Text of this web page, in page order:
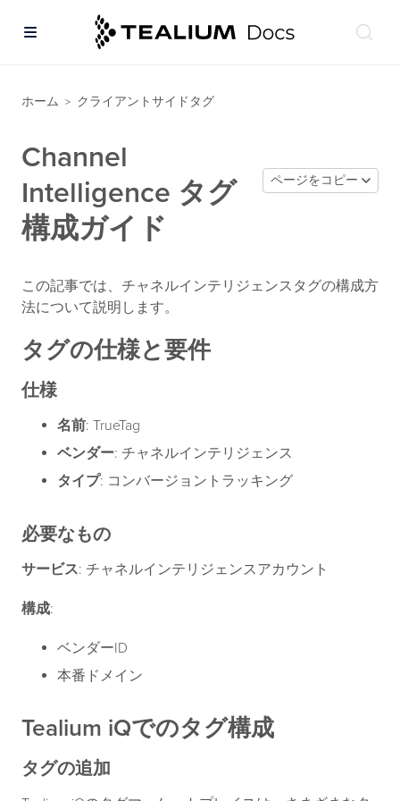
ホーム > クライアントサイドタグ
Channel
Intelligence タグ
構成ガイド
ページをコピー
この記事では、チャネルインテリジェンスタグの構成方
法について説明します。
タグの仕様と要件
仕様
名前: TrueTag
ベンダー: チャネルインテリジェンス
タイプ: コンバージョントラッキング
必要なもの
サービス: チャネルインテリジェンスアカウント
構成:
ベンダーID
本番ドメイン
Tealium iQでのタグ構成
タグの追加